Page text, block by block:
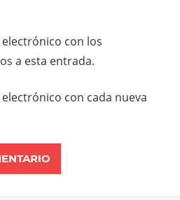
con los
a esta entrada.
con cada nueva